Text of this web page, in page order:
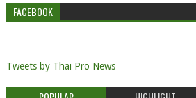
FACEBOOK
Tweets by Thai Pro News